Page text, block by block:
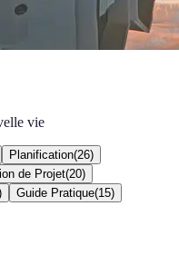
vie
Planification(26)
de Projet(20)
Guide Pratique(15)